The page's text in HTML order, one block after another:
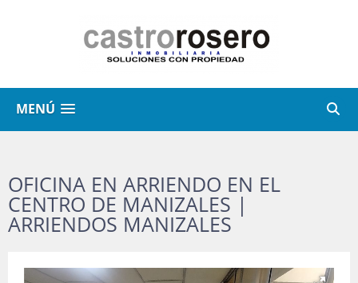
MENÚ
OFICINA EN ARRIENDO EN EL
CENTRO DE MANIZALES |
ARRIENDOS MANIZALES